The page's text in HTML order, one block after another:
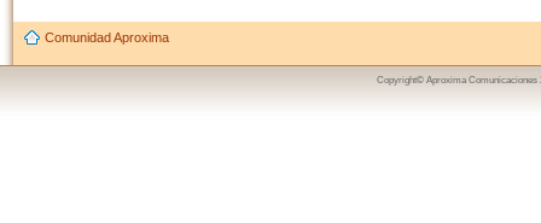
Comunidad Aproxima
Copyright© Aproxima Comunicaciones